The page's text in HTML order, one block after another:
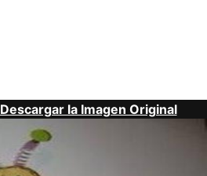
Descargar la Imagen Original